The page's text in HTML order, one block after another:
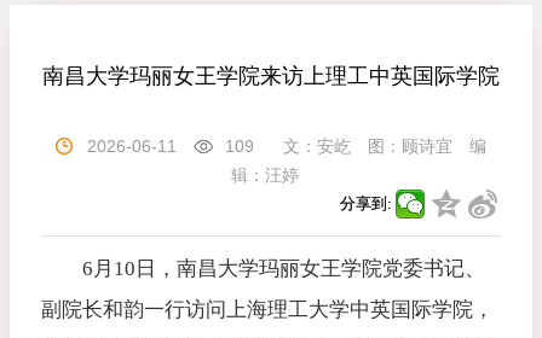
南昌大学玛丽女王学院来访上理工中英国际学院
2026-06-11 109 文： 安屹 图： 顾诗宜
编
辑： 汪婷
分享到:
6月10日，南昌大学玛丽女王学院党委书记、
副院长和韵一行访问上海理工大学中英国际学院，